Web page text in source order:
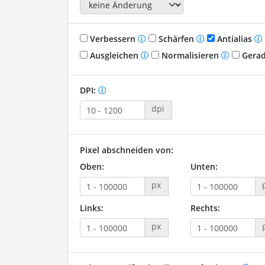
Verbessern Schärfen
Antialias
Ausgleichen
Normalisieren
DPI:
dpi
Pixel abschneiden von:
Oben:
px
Unten:
Links:
px
Rechts: